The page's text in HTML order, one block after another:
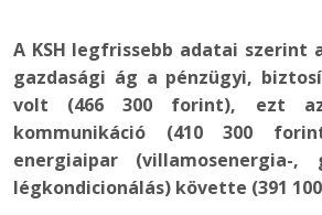
A KSH legfrissebb adatai
gazdasági ág a pénzügyi,
volt (466 300 forint), ezt
kommunikáció (410 300
energiaipar (villamosenergia-,
légkondicionálás) követte (391